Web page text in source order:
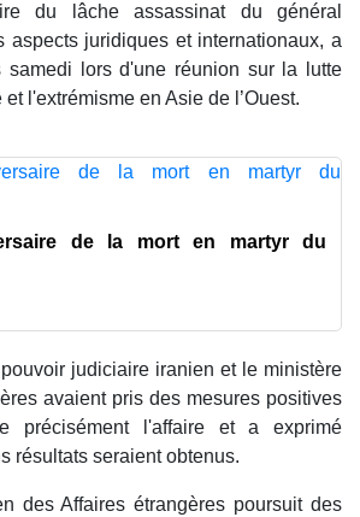
du lâche assassinat du général
aspects juridiques et internationaux, a
samedi lors d'une réunion sur la lutte
l'extrémisme en Asie de l’Ouest.
de la mort en martyr du
pouvoir judiciaire iranien et le ministère
avaient pris des mesures positives
précisément l'affaire et a exprimé
résultats seraient obtenus.
des Affaires étrangères poursuit des